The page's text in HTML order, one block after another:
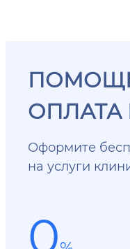
Оформите
на услуги
0